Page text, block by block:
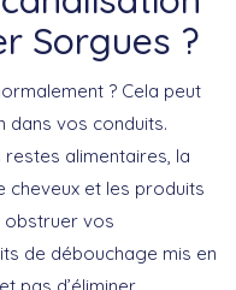
Sorgues ?
? Cela peut
dans vos conduits.
alimentaires, la
cheveux et les produits
obstruer vos
de débouchage mis en